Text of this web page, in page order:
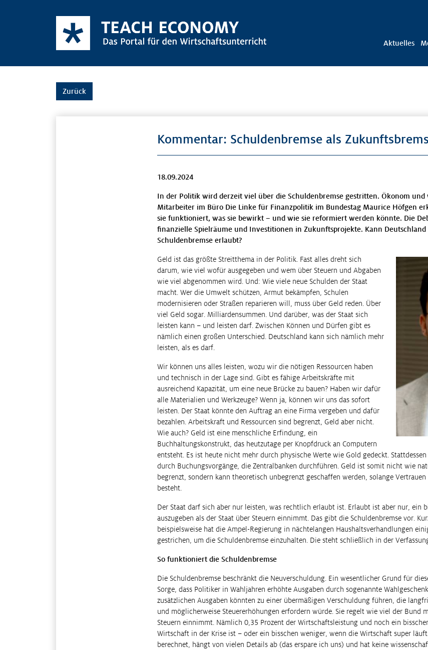
Aktuelles
Zurück
Kommentar: Schuldenbremse als
18.09.2024
In der Politik wird derzeit viel über die Schuldenbremse gestritten. Ökonom und
Mitarbeiter im Büro Die Linke für Finanzpolitik im Bundestag Maurice Höfgen
sie funktioniert, was sie bewirkt – und wie sie reformiert werden könnte. Die
finanzielle Spielräume und Investitionen in Zukunftsprojekte. Kann Deutschland
Schuldenbremse erlaubt?
Geld ist das größte Streitthema in der Politik. Fast alles dreht sich
darum, wie viel wofür ausgegeben und wem über Steuern und Abgaben
wie viel abgenommen wird. Und: Wie viele neue Schulden der Staat
macht. Wer die Umwelt schützen, Armut bekämpfen, Schulen
modernisieren oder Straßen reparieren will, muss über Geld reden. Über
viel Geld sogar. Milliardensummen. Und darüber, was der Staat sich
leisten kann – und leisten darf. Zwischen Können und Dürfen gibt es
nämlich einen großen Unterschied. Deutschland kann sich nämlich mehr
leisten, als es darf.
Wir können uns alles leisten, wozu wir die nötigen Ressourcen haben
und technisch in der Lage sind. Gibt es fähige Arbeitskräfte mit
ausreichend Kapazität, um eine neue Brücke zu bauen? Haben wir dafür
alle Materialien und Werkzeuge? Wenn ja, können wir uns das sofort
leisten. Der Staat könnte den Auftrag an eine Firma vergeben und dafür
bezahlen. Arbeitskraft und Ressourcen sind begrenzt, Geld aber nicht.
Wie auch? Geld ist eine menschliche Erfindung, ein
Buchhaltungskonstrukt, das heutzutage per Knopfdruck an Computern
entsteht. Es ist heute nicht mehr durch physische Werte wie Gold gedeckt.
durch Buchungsvorgänge, die Zentralbanken durchführen. Geld ist somit nicht wie
begrenzt, sondern kann theoretisch unbegrenzt geschaffen werden, solange Vertrauen
besteht.
Der Staat darf sich aber nur leisten, was rechtlich erlaubt ist. Erlaubt ist aber nur, ein
auszugeben als der Staat über Steuern einnimmt. Das gibt die Schuldenbremse vor.
beispielsweise hat die Ampel-Regierung in nächtelangen Haushaltsverhandlungen
gestrichen, um die Schuldenbremse einzuhalten. Die steht schließlich in der
So funktioniert die Schuldenbremse
Die Schuldenbremse beschränkt die Neuverschuldung. Ein wesentlicher Grund für
Sorge, dass Politiker in Wahljahren erhöhte Ausgaben durch sogenannte
zusätzlichen Ausgaben könnten zu einer übermäßigen Verschuldung führen, die
und möglicherweise Steuererhöhungen erfordern würde. Sie regelt wie viel der Bund
Steuern einnimmt. Nämlich 0,35 Prozent der Wirtschaftsleistung und noch ein
Wirtschaft in der Krise ist – oder ein bisschen weniger, wenn die Wirtschaft super
berechnet, hängt von vielen Details ab (das erspare ich uns) und hat keine